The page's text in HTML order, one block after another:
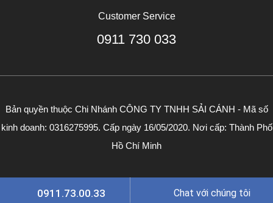
Customer Service
0911 730 033
Bản quyền thuộc Chi Nhánh CÔNG TY TNHH SẢI CÁNH - Mã số
kinh doanh: 0316275995. Cấp ngày 16/05/2020. Nơi cấp: Thành Phố
Hồ Chí Minh
0911.73.00.33 Chat với chúng tôi